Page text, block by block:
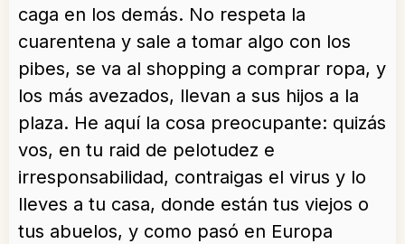
caga en los demás. No respeta la
cuarentena y sale a tomar algo con los
pibes, se va al shopping a comprar ropa, y
los más avezados, llevan a sus hijos a la
plaza. He aquí la cosa preocupante: quizás
vos, en tu raid de pelotudez e
irresponsabilidad, contraigas el virus y lo
lleves a tu casa, donde están tus viejos o
tus abuelos, y como pasó en Europa